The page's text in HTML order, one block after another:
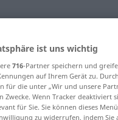
für "mentecato"
ist uns wichtig
716-Partner speichern und
auf Ihrem Gerät zu.
für die unter „Wir und unsere
Zwecke. Wenn Tracker deaktiviert
für Sie. Sie können dieses
zu widerrufen, indem Sie